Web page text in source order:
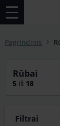
Pagrindinis
Rūbai
5 iš 18
Filtrai